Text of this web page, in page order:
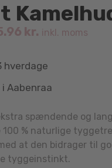
kr. inkl. moms
hverdage
Aabenraa
spændende og
100 % naturlige
at den bidrager til
tyggeinstinkt.